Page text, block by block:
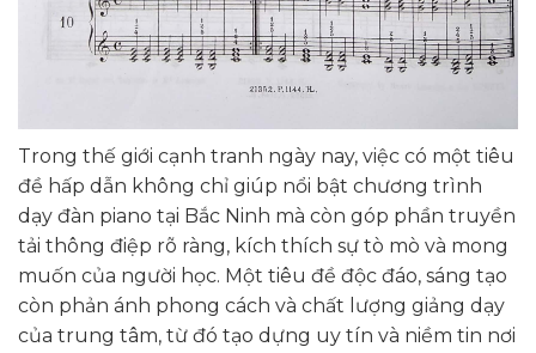
Trong thế giới cạnh tranh ngày nay, việc có một tiêu
đề hấp dẫn không chỉ giúp nổi bật chương trình
dạy đàn piano tại Bắc Ninh mà còn góp phần truyền
tải thông điệp rõ ràng, kích thích sự tò mò và mong
muốn của người học. Một tiêu đề độc đáo, sáng tạo
còn phản ánh phong cách và chất lượng giảng dạy
của trung tâm, từ đó tạo dựng uy tín và niềm tin nơi